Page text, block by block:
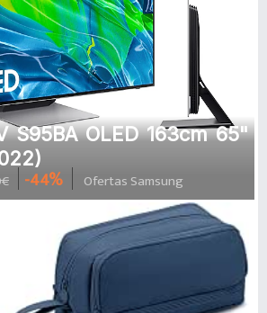
S95BA OLED 163cm 65"
-44% Ofertas Samsung